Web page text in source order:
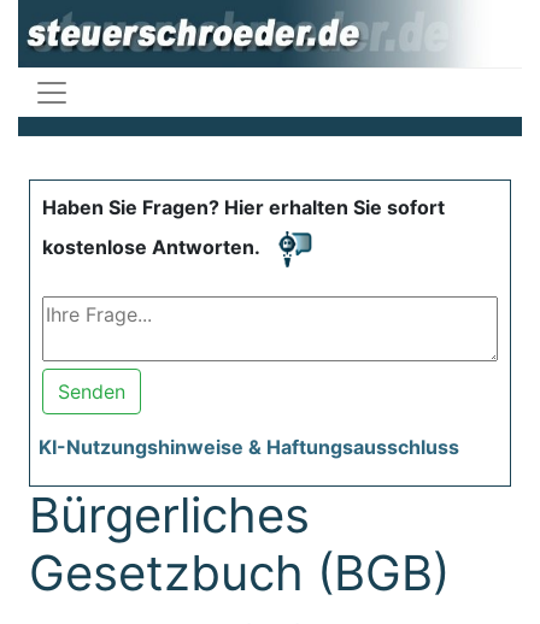
Haben Sie Fragen? Hier erhalten Sie sofort
kostenlose Antworten.
Senden
KI-Nutzungshinweise & Haftungsausschluss
Bürgerliches
Gesetzbuch (BGB)